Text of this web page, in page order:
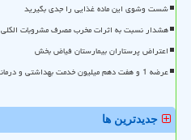
شست وشوی این ماده غذایی را جدی بگیرید
هشدار نسبت به اثرات مخرب مصرف مشروبات الکلی
اعتراض پرستاران بیمارستان فیاض بخش
عرضه 1 و هفت دهم میلیون خدمت بهداشتی و درمانی به زائرین اربعین
جدیدترین ها